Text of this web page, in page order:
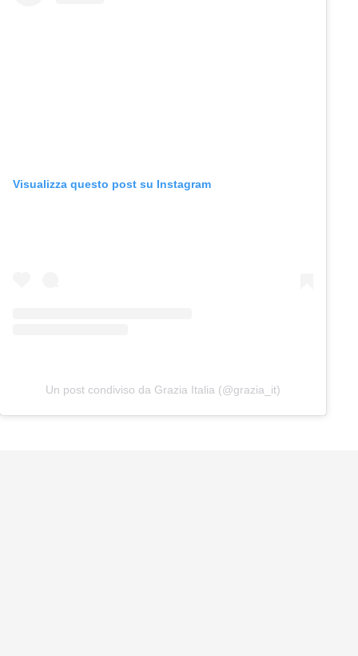
Visualizza questo post su Instagram
Un post condiviso da Grazia Italia (@grazia_it)